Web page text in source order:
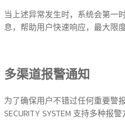
当上述异常发生时，系统会第一
息，帮助用户快速响应，最大限
多渠道报警通知
为了确保用户不错过任何重要警
SECURITY SYSTEM 支持多种报警